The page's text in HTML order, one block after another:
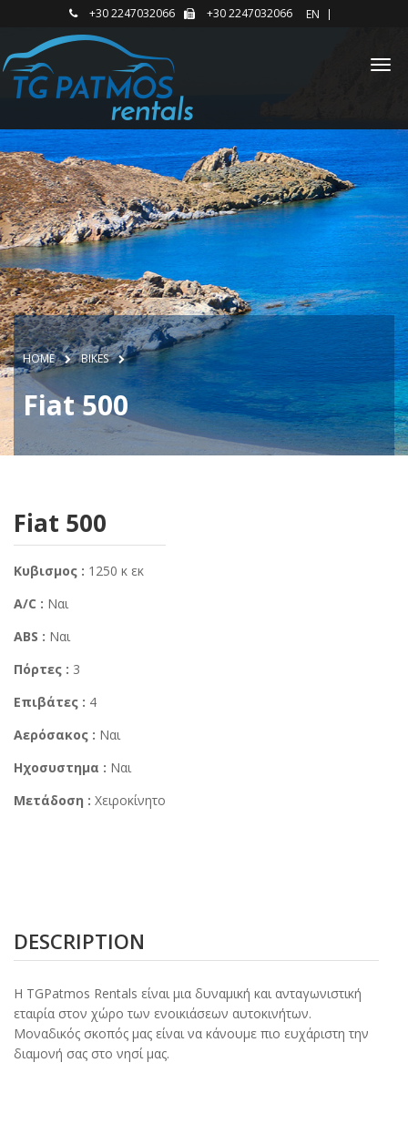
+30 2247032066 +30 2247032066 EΝ
HOME BIKES
Fiat 500
Fiat 500
Κυβισμος : 1250 κ εκ
A/C : Ναι
ABS : Ναι
Πόρτες : 3
Επιβάτες : 4
Αερόσακος : Ναι
Ηχοσυστημα : Ναι
Μετάδοση : Χειροκίνητο
DESCRIPTION
Η TGPatmos Rentals είναι μια δυναμική και ανταγωνιστική
εταιρία στον χώρο των ενοικιάσεων αυτοκινήτων.
Μοναδικός σκοπός μας είναι να κάνουμε πιο ευχάριστη την
διαμονή σας στο νησί μας.